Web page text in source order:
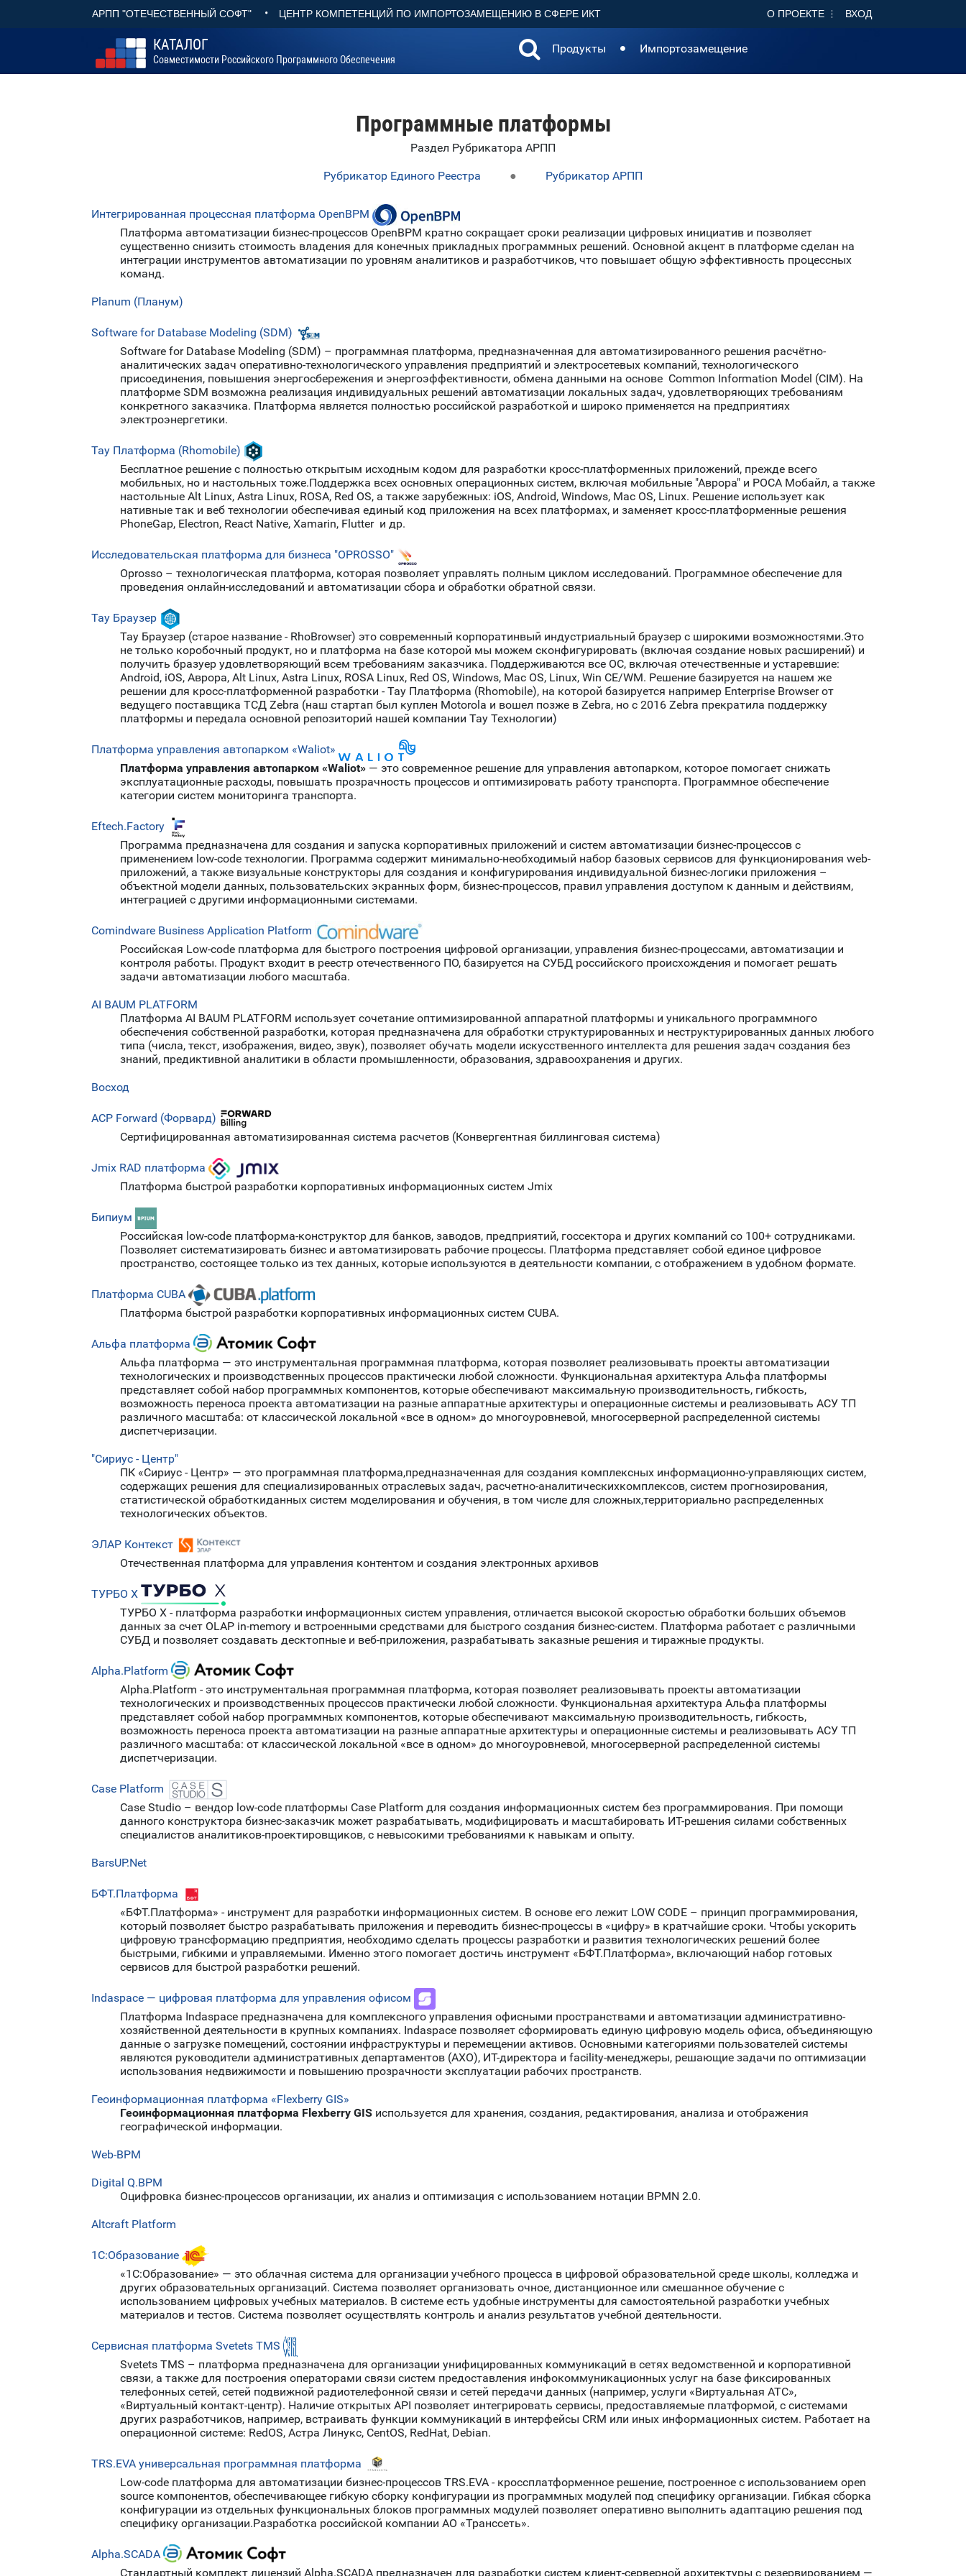
АРПП "ОТЕЧЕСТВЕННЫЙ СОФТ" • ЦЕНТР КОМПЕТЕНЦИЙ ПО ИМПОРТОЗАМЕЩЕНИЮ В СФЕРЕ ИКТ О ПРОЕКТЕ ВХОД
КАТАЛОГ
Совместимости Российского Программного Обеспечения
Продукты Импортозамещение
Программные платформы
Раздел Рубрикатора АРПП
Рубрикатор Единого Реестра ● Рубрикатор АРПП
Интегрированная процессная платформа OpenBPM
Платформа автоматизации бизнес-процессов OpenBPM кратно сокращает сроки реализации цифровых инициатив и позволяет
существенно снизить стоимость владения для конечных прикладных программных решений. Основной акцент в платформе сделан на
интеграции инструментов автоматизации по уровням аналитиков и разработчиков, что повышает общую эффективность процессных
команд.
Planum (Планум)
Software for Database Modeling (SDM)
Software for Database Modeling (SDM) – программная платформа, предназначенная для автоматизированного решения расчётно-
аналитических задач оперативно-технологического управления предприятий и электросетевых компаний, технологического
присоединения, повышения энергосбережения и энергоэффективности, обмена данными на основе Common Information Model (CIM). На
платформе SDM возможна реализация индивидуальных решений автоматизации локальных задач, удовлетворяющих требованиям
конкретного заказчика. Платформа является полностью российской разработкой и широко применяется на предприятиях
электроэнергетики.
Тау Платформа (Rhomobile)
Бесплатное решение с полностью открытым исходным кодом для разработки кросс-платформенных приложений, прежде всего
мобильных, но и настольных тоже.Поддержка всех основных операционных систем, включая мобильные "Аврора" и РОСА Мобайл, а также
настольные Alt Linux, Astra Linux, ROSA, Red OS, а также зарубежных: iOS, Android, Windows, Mac OS, Linux. Решение использует как
нативные так и веб технологии обеспечивая единый код приложения на всех платформах, и заменяет кросс-платформенные решения
PhoneGap, Electron, React Native, Xamarin, Flutter и др.
Исследовательская платформа для бизнеса "OPROSSO"
Oprosso – технологическая платформа, которая позволяет управлять полным циклом исследований. Программное обеспечение для
проведения онлайн-исследований и автоматизации сбора и обработки обратной связи.
Тау Браузер
Тау Браузер (старое название - RhoBrowser) это современный корпоратинвый индустриальный браузер с широкими возможностями.Это
не только коробочный продукт, но и платформа на базе которой мы можем сконфигурировать (включая создание новых расширений) и
получить бразуер удовлетворяющий всем требованиям заказчика. Поддерживаются все ОС, включая отечественные и устаревшие:
Android, iOS, Аврора, Alt Linux, Astra Linux, ROSA Linux, Red OS, Windows, Mac OS, Linux, Win CE/WM. Решение базируется на нашем же
решении для кросс-платформенной разработки - Тау Платформа (Rhomobile), на которой базируется например Enterprise Browser от
ведущего поставщика ТСД Zebra (наш стартап был куплен Motorola и вошел позже в Zebra, но с 2016 Zebra прекратила поддержку
платформы и передала основной репозиторий нашей компании Тау Технологии)
Платформа управления автопарком «Waliot»
Платформа управления автопарком «Waliot» — это современное решение для управления автопарком, которое помогает снижать
эксплуатационные расходы, повышать прозрачность процессов и оптимизировать работу транспорта. Программное обеспечение
категории систем мониторинга транспорта.
Eftech.Factory
Программа предназначена для создания и запуска корпоративных приложений и систем автоматизации бизнес-процессов с
применением low-code технологии. Программа содержит минимально-необходимый набор базовых сервисов для функционирования web-
приложений, а также визуальные конструкторы для создания и конфигурирования индивидуальной бизнес-логики приложения –
объектной модели данных, пользовательских экранных форм, бизнес-процессов, правил управления доступом к данным и действиям,
интеграцией с другими информационными системами.
Comindware Business Application Platform
Российская Low-code платформа для быстрого построения цифровой организации, управления бизнес-процессами, автоматизации и
контроля работы. Продукт входит в реестр отечественного ПО, базируется на СУБД российского происхождения и помогает решать
задачи автоматизации любого масштаба.
AI BAUM PLATFORM
Платформа AI BAUM PLATFORM использует сочетание оптимизированной аппаратной платформы и уникального программного
обеспечения собственной разработки, которая предназначена для обработки структурированных и неструктурированных данных любого
типа (числа, текст, изображения, видео, звук), позволяет обучать модели искусственного интеллекта для решения задач создания без
знаний, предиктивной аналитики в области промышленности, образования, здравоохранения и других.
Восход
АСР Forward (Форвард)
Сертифицированная автоматизированная система расчетов (Конвергентная биллинговая система)
Jmix RAD платформа
Платформа быстрой разработки корпоративных информационных систем Jmix
Бипиум
Российская low-code платформа-конструктор для банков, заводов, предприятий, госсектора и других компаний со 100+ сотрудниками.
Позволяет систематизировать бизнес и автоматизировать рабочие процессы. Платформа представляет собой единое цифровое
пространство, состоящее только из тех данных, которые используются в деятельности компании, с отображением в удобном формате.
Платформа CUBA
Платформа быстрой разработки корпоративных информационных систем CUBA.
Альфа платформа
Альфа платформа — это инструментальная программная платформа, которая позволяет реализовывать проекты автоматизации
технологических и производственных процессов практически любой сложности. Функциональная архитектура Альфа платформы
представляет собой набор программных компонентов, которые обеспечивают максимальную производительность, гибкость,
возможность переноса проекта автоматизации на разные аппаратные архитектуры и операционные системы и реализовывать АСУ ТП
различного масштаба: от классической локальной «все в одном» до многоуровневой, многосерверной распределенной системы
диспетчеризации.
"Сириус - Центр"
ПК «Сириус - Центр» — это программная платформа,предназначенная для создания комплексных информационно-управляющих систем,
содержащих решения для специализированных отраслевых задач, расчетно-аналитическихкомплексов, систем прогнозирования,
статистической обработкиданных систем моделирования и обучения, в том числе для сложных,территориально распределенных
технологических объектов.
ЭЛАР Контекст
Отечественная платформа для управления контентом и создания электронных архивов
ТУРБО X
ТУРБО X - платформа разработки информационных систем управления, отличается высокой скоростью обработки больших объемов
данных за счет OLAP in-memory и встроенными средствами для быстрого создания бизнес-систем. Платформа работает с различными
СУБД и позволяет создавать десктопные и веб-приложения, разрабатывать заказные решения и тиражные продукты.
Alpha.Platform
Alpha.Platform - это инструментальная программная платформа, которая позволяет реализовывать проекты автоматизации
технологических и производственных процессов практически любой сложности. Функциональная архитектура Альфа платформы
представляет собой набор программных компонентов, которые обеспечивают максимальную производительность, гибкость,
возможность переноса проекта автоматизации на разные аппаратные архитектуры и операционные системы и реализовывать АСУ ТП
различного масштаба: от классической локальной «все в одном» до многоуровневой, многосерверной распределенной системы
диспетчеризации.
Case Platform
Case Studio – вендор low-code платформы Case Platform для создания информационных систем без программирования. При помощи
данного конструктора бизнес-заказчик может разрабатывать, модифицировать и масштабировать ИТ-решения силами собственных
специалистов аналитиков-проектировщиков, с невысокими требованиями к навыкам и опыту.
BarsUP.Net
БФТ.Платформа
«БФТ.Платформа» - инструмент для разработки информационных систем. В основе его лежит LOW CODE – принцип программирования,
который позволяет быстро разрабатывать приложения и переводить бизнес-процессы в «цифру» в кратчайшие сроки. Чтобы ускорить
цифровую трансформацию предприятия, необходимо сделать процессы разработки и развития технологических решений более
быстрыми, гибкими и управляемыми. Именно этого помогает достичь инструмент «БФТ.Платформа», включающий набор готовых
сервисов для быстрой разработки решений.
Indaspace — цифровая платформа для управления офисом
Платформа Indaspace предназначена для комплексного управления офисными пространствами и автоматизации административно-
хозяйственной деятельности в крупных компаниях. Indaspace позволяет сформировать единую цифровую модель офиса, объединяющую
данные о загрузке помещений, состоянии инфраструктуры и перемещении активов. Основными категориями пользователей системы
являются руководители административных департаментов (АХО), ИТ-директора и facility-менеджеры, решающие задачи по оптимизации
использования недвижимости и повышению прозрачности эксплуатации рабочих пространств.
Геоинформационная платформа «Flexberry GIS»
Геоинформационная платформа Flexberry GIS используется для хранения, создания, редактирования, анализа и отображения
географической информации.
Web-BPM
Digital Q.BPM
Оцифровка бизнес-процессов организации, их анализ и оптимизация с использованием нотации BPMN 2.0.
Altcraft Platform
1С:Образование
«1С:Образование» — это облачная система для организации учебного процесса в цифровой образовательной среде школы, колледжа и
других образовательных организаций. Система позволяет организовать очное, дистанционное или смешанное обучение с
использованием цифровых учебных материалов. В системе есть удобные инструменты для самостоятельной разработки учебных
материалов и тестов. Система позволяет осуществлять контроль и анализ результатов учебной деятельности.
Сервисная платформа Svetets TMS
Svetets TMS – платформа предназначена для организации унифицированных коммуникаций в сетях ведомственной и корпоративной
связи, а также для построения операторами связи систем предоставления инфокоммуникационных услуг на базе фиксированных
телефонных сетей, сетей подвижной радиотелефонной связи и сетей передачи данных (например, услуги «Виртуальная АТС»,
«Виртуальный контакт-центр). Наличие открытых API позволяет интегрировать сервисы, предоставляемые платформой, с системами
других разработчиков, например, встраивать функции коммуникаций в интерфейсы CRM или иных информационных систем. Работает на
операционной системе: RedOS, Астра Линукс, CentOS, RedHat, Debian.
ТRS.EVA универсальная программная платформа
Low-code платформа для автоматизации бизнес-процессов TRS.EVA - кроссплатформенное решение, построенное с использованием open
source компонентов, обеспечивающее гибкую сборку конфигурации из программных модулей под специфику организации. Гибкая сборка
конфигурации из отдельных функциональных блоков программных модулей позволяет оперативно выполнить адаптацию решения под
специфику организации.Разработка российской компании АО «Транссеть».
Alpha.SCADA
Стандартный комплект лицензий Alpha.SCADA предназначен для разработки систем клиент-серверной архитектуры с резервированием —